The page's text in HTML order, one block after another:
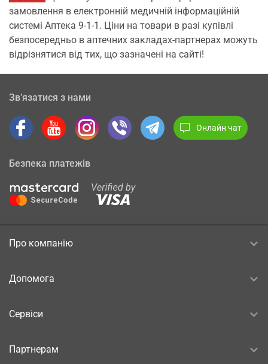
замовлення в електронній медичній інформаційній
системі Аптека 9-1-1. Ціни на товари в разі купівлі
безпосередньо в аптечних закладах-партнерах можуть
відрізнятися від тих, що зазначені на сайті!
Зв’язатися з нами
Онлайн чат
Безпека платежів
Про компанію
Допомога
Сервіси
Партнерам